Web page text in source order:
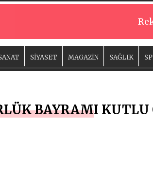
SİYASET MAGAZİN SAĞLIK
BAYRAMI KUTLU